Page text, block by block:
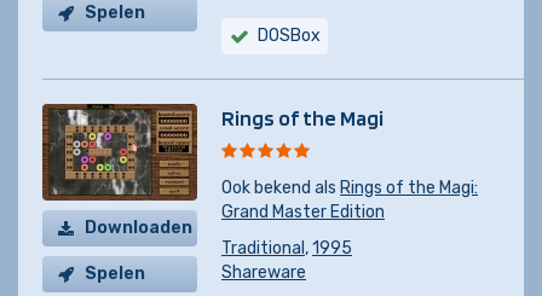
Spelen
DOSBox
Downloaden
Spelen
Rings of the Magi
Ook bekend als Rings of the Magi:
Grand Master Edition
Traditional ,1995
Shareware